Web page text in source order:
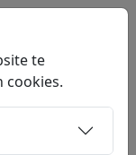
Contact
te
cookies.